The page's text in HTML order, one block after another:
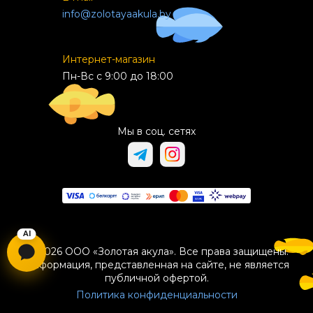
info@zolotayaakula.by
Интернет-магазин
Пн-Вс с 9:00 до 18:00
Мы в соц. сетях
© 2026 ООО «Золотая акула». Все права защищены.
Информация, представленная на сайте, не является
публичной офертой.
Политика конфиденциальности